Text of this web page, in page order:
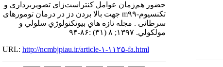
حضور هم‌زمان عوامل کنتراست‌زای تصویربرداری و
تکنسیوم-m۹۹ جهت بالا بردن دز در درمان تومورهای
سرطانی . مجله تازه هاي بيوتكنولوژي سلولي و
مولكولي. ۱۳۹۷; ۸ (۳۱) :۸۶-۹۴
URL: http://ncmbjpiau.ir/article-۱-۱۱۲۵-fa.html